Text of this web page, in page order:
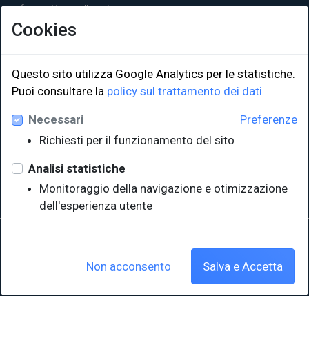
Informativa sulla privacy
LINK ISTITUZIONALI
Università degli Studi di Trieste
Sistema Bibliotecario di Ateneo
EUT in cifre
P.IVA 00211830328 - C.F. 80013890324 - P.E.C.: ateneo@pec.units.it
Cookies
Questo sito utilizza Google Analytics per le statistiche.
Puoi consultare la policy sul trattamento dei dati
Preferenze
Necessari
Richiesti per il funzionamento del sito
Analisi statistiche
Monitoraggio della navigazione e otimizzazione
dell'esperienza utente
Non acconsento Salva e Accetta